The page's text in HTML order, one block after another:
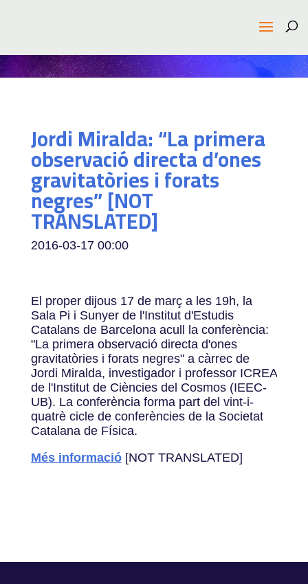
Jordi Miralda: “La primera
observació directa d’ones
gravitatòries i forats
negres” [NOT
TRANSLATED]
2016-03-17 00:00
El proper dijous 17 de març a les 19h, la
Sala Pi i Sunyer de l'Institut d'Estudis
Catalans de Barcelona acull la conferència:
"La primera observació directa d'ones
gravitatòries i forats negres" a càrrec de
Jordi Miralda, investigador i professor ICREA
de l'Institut de Ciències del Cosmos (IEEC-
UB). La conferència forma part del vint-i-
quatrè cicle de conferències de la Societat
Catalana de Física.
Més informació[NOT TRANSLATED]